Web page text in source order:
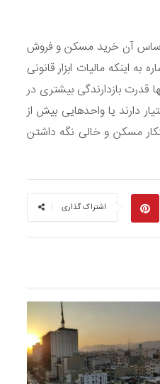
آن خرید مسکن و فروش
اشاره به اینکه مالیات ابزار قانونی
قدرت بازدارندگی بیشتری در
دارند یا واحدهایی بیش از
مسکن و خالی نگه داشتن
اشتراک گذاری